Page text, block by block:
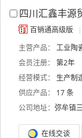
四川汇鑫丰源
百销通高级版 |
主营产品：
工业陶
会员注册：
第2年
经营模式：
生产制
供应产品：
17 条
公司地址： 弥牟镇
在线交谈